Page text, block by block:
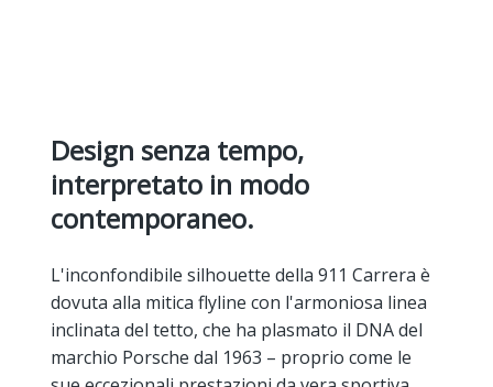
Design senza tempo,
interpretato in modo
contemporaneo.
L'inconfondibile silhouette della 911 Carrera è
dovuta alla mitica flyline con l'armoniosa linea
inclinata del tetto, che ha plasmato il DNA del
marchio Porsche dal 1963 – proprio come le